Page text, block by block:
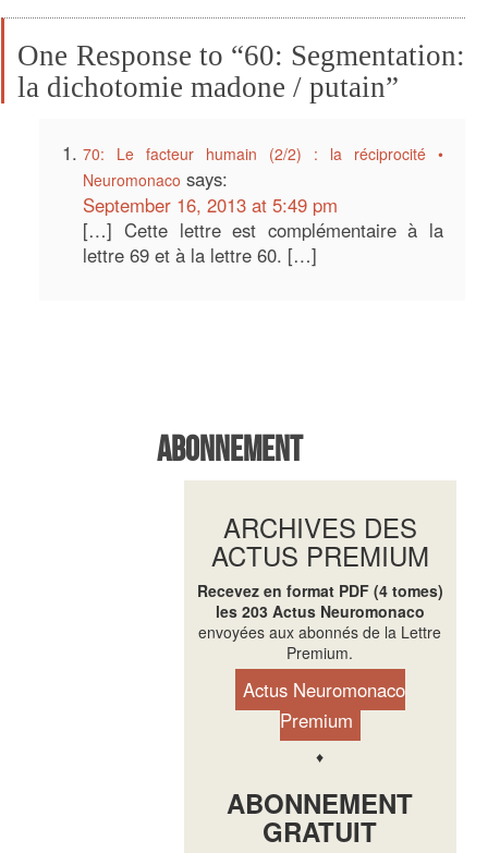
One Response to “60: Segmentation:
la dichotomie madone / putain”
70: Le facteur humain (2/2) : la réciprocité •
Neuromonaco says:
September 16, 2013 at 5:49 pm
[…] Cette lettre est complémentaire à la
lettre 69 et à la lettre 60. […]
Abonnement
ARCHIVES DES
ACTUS PREMIUM
Recevez en format PDF (4 tomes)
les 203 Actus Neuromonaco
envoyées aux abonnés de la Lettre
Premium.
Actus Neuromonaco
Premium
♦
ABONNEMENT
GRATUIT